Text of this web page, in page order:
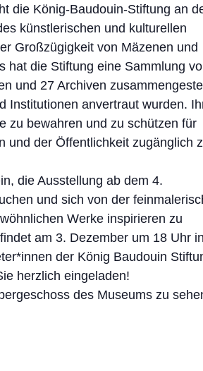
die König-Baudouin-Stiftung an
künstlerischen und kulturellen
Großzügigkeit von Mäzenen und
hat die Stiftung eine Sammlung
und 27 Archiven
Institutionen anvertraut wurden.
zu bewahren und zu schützen für
und der Öffentlichkeit zugänglich
die Ausstellung ab dem 4.
und sich von der
Werke inspirieren zu
am 3. Dezember um 18 Uhr in
der König Baudouin
herzlich eingeladen!
des Museums zu